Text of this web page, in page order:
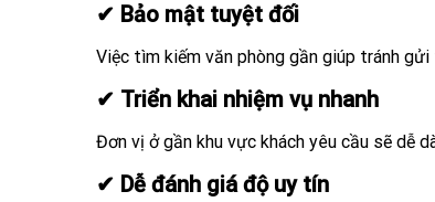
✔ Bảo mật tuyệt đối
Việc tìm kiếm văn phòng gần giúp tránh
✔ Triển khai nhiệm vụ nhanh
Đơn vị ở gần khu vực khách yêu cầu sẽ dễ
✔ Dễ đánh giá độ uy tín